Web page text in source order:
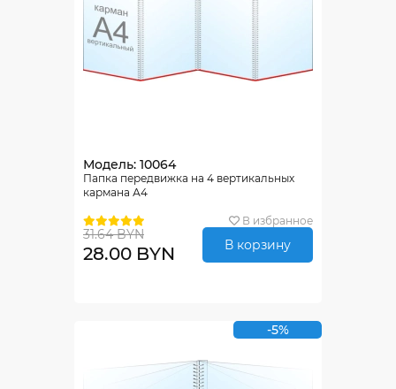
Модель: 10064
Папка передвижка на 4 вертикальных
кармана А4
В избранное
31.64 BYN
28.00 BYN В корзину
-5%